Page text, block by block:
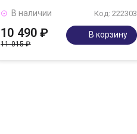
Код: 222303
В наличии
10 490 ₽
11 015 ₽
В корзину